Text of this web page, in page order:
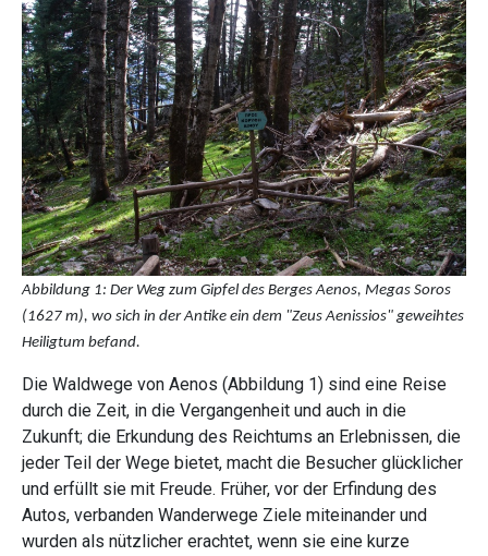
Abbildung 1: Der Weg zum Gipfel des Berges Aenos, Megas Soros
(1627 m), wo sich in der Antike ein dem "Zeus Aenissios" geweihtes
Heiligtum befand.
Die Waldwege von Aenos (Abbildung 1) sind eine Reise
durch die Zeit, in die Vergangenheit und auch in die
Zukunft; die Erkundung des Reichtums an Erlebnissen, die
jeder Teil der Wege bietet, macht die Besucher glücklicher
und erfüllt sie mit Freude. Früher, vor der Erfindung des
Autos, verbanden Wanderwege Ziele miteinander und
wurden als nützlicher erachtet, wenn sie eine kurze